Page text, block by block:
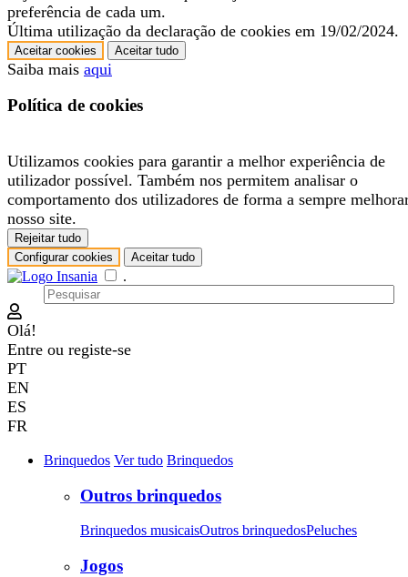
preferência de cada um.
Última utilização da declaração de cookies em 19/02/2024.
Aceitar cookies Aceitar tudo
Saiba mais aqui
Política de cookies
Utilizamos cookies para garantir a melhor experiência de
utilizador possível. Também nos permitem analisar o
comportamento dos utilizadores de forma a sempre
nosso site.
Rejeitar tudo
Configurar cookies
Aceitar tudo
.
Olá!
Entre ou registe-se
PT
EN
ES
FR
Brinquedos Ver tudo Brinquedos
Outros brinquedos
Brinquedos musicaisOutros brinquedosPeluches
Jogos